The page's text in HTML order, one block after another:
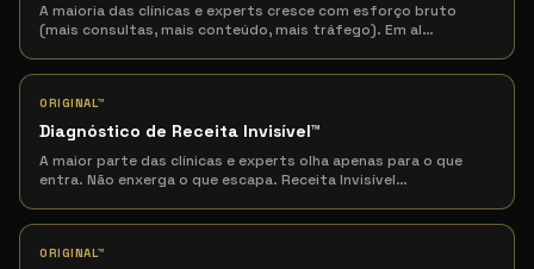
A maioria das clínicas e experts cresce com esforço bruto
(mais consultas, mais conteúdo, mais tráfego). Em al…
ORIGINAL™
Diagnóstico de Receita Invisível™
A maior parte das clínicas e experts olha apenas para o que
entra. Não enxerga o que escapa. Receita Invisível…
ORIGINAL™